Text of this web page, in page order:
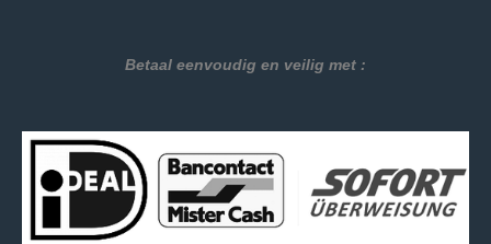
Betaal eenvoudig en veilig met :